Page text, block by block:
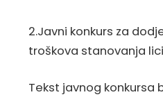
2.Javni konkurs za
troškova stanovanja
Tekst javnog konkursa